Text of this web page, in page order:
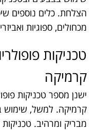
הצלחת. כלים נוספים
מכחולים, ספוגיות
טכניקות
קרמיקה
ישנן מספר טכניקות
קרמיקה. למשל, שימוש
מבריק ומרהיב.